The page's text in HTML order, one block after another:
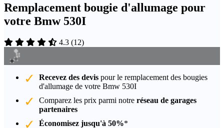
Remplacement bougie d'allumage pour
votre Bmw 530I
4.3 (12)
Recevez des devis pour le remplacement des bougies
d'allumage de votre Bmw 530I
Comparez les prix parmi notre réseau de garages
partenaires
Économisez jusqu'à 50%*